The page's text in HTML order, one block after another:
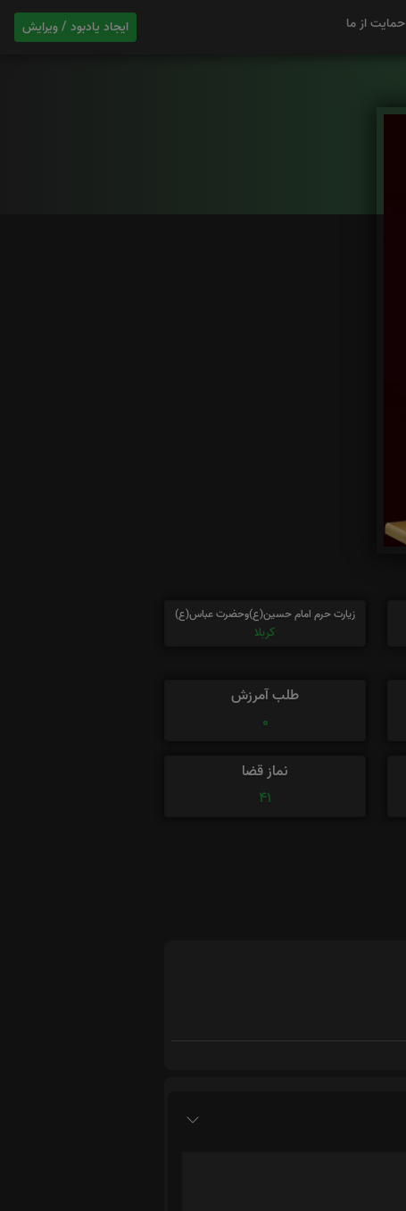
ایجاد یادبود / ویرایش حمایت از ما
زیارت حرم امام حسین(ع)وحضرت عباس(ع)
کربلا
طلب آمرزش
0
نماز قضا
41